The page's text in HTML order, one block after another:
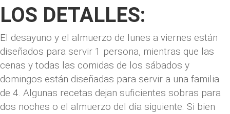
LOS DETALLES:
El desayuno y el almuerzo de lunes a viernes están
diseñados para servir 1 persona, mientras que las
cenas y todas las comidas de los sábados y
domingos están diseñadas para servir a una familia
de 4. Algunas recetas dejan suficientes sobras para
dos noches o el almuerzo del día siguiente. Si bien